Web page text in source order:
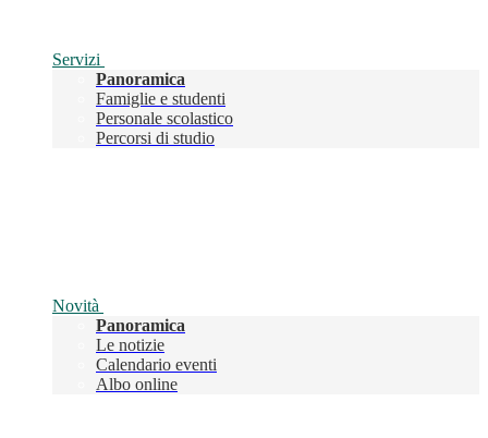
Servizi
Panoramica
Famiglie e studenti
Personale scolastico
Percorsi di studio
Novità
Panoramica
Le notizie
Calendario eventi
Albo online